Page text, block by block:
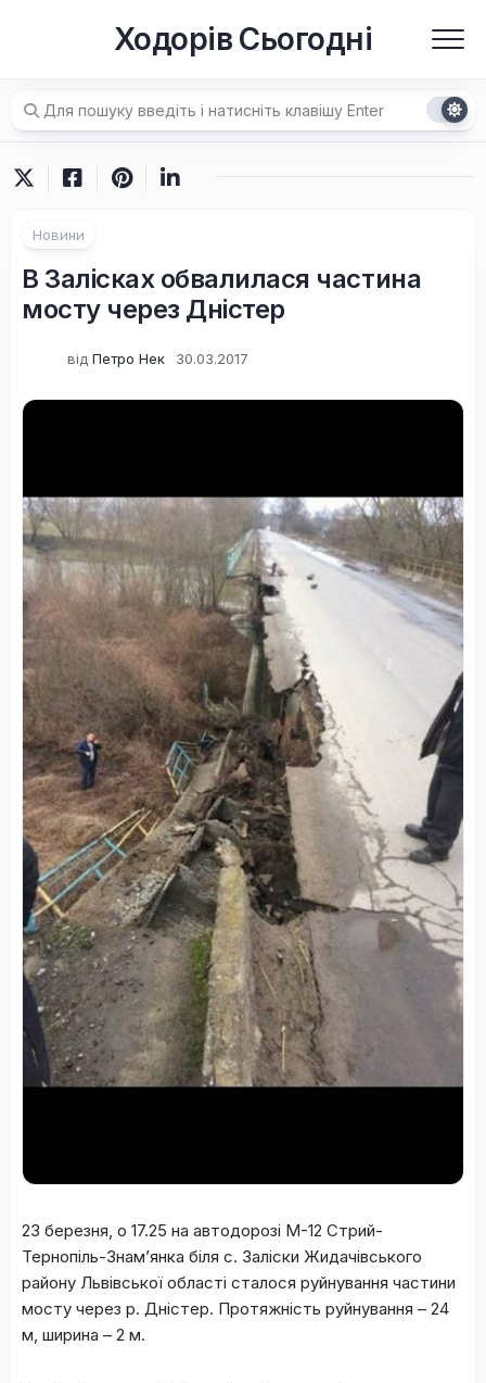
Ходорів Сьогодні
Новини
В Залісках обвалилася частина
мосту через Дністер
від Петро Нек 30.03.2017
23 березня, о 17.25 на автодорозі М-12 Стрий-
Тернопіль-Знам’янка біля с. Заліски Жидачівського
району Львівської області сталося руйнування частини
мосту через р. Дністер. Протяжність руйнування – 24
м, ширина – 2 м.